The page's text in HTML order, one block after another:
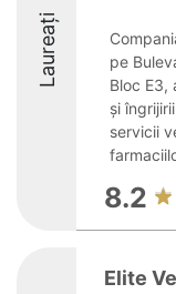
Laureați
pe
Bloc E3,
și
servicii
8.2
Elite